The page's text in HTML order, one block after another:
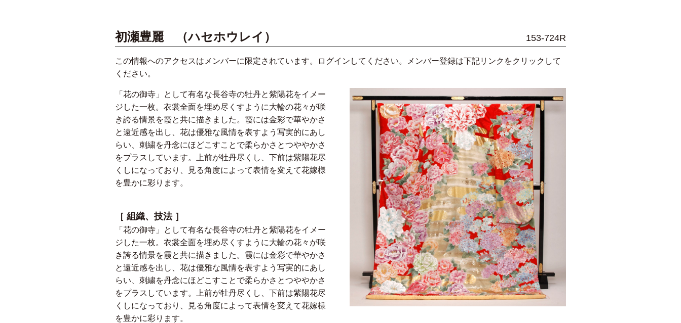
初瀬豊麗 （ハセホウレイ） 153-724R
この情報へのアクセスはメンバーに限定されています。ログインしてください。メンバー登録は下記リンクをクリックして
ください。
「花の御寺」として有名な長谷寺の牡丹と紫陽花をイメー
ジした一枚。衣裳全面を埋め尽くすように大輪の花々が咲
き誇る情景を霞と共に描きました。霞には金彩で華やかさ
と遠近感を出し、花は優雅な風情を表すよう写実的にあし
らい、刺繍を丹念にほどこすことで柔らかさとつややかさ
をプラスしています。上前が牡丹尽くし、下前は紫陽花尽
くしになっており、見る角度によって表情を変えて花嫁様
を豊かに彩ります。
［ 組織、技法 ］
「花の御寺」として有名な長谷寺の牡丹と紫陽花をイメー
ジした一枚。衣裳全面を埋め尽くすように大輪の花々が咲
き誇る情景を霞と共に描きました。霞には金彩で華やかさ
と遠近感を出し、花は優雅な風情を表すよう写実的にあし
らい、刺繍を丹念にほどこすことで柔らかさとつややかさ
をプラスしています。上前が牡丹尽くし、下前は紫陽花尽
くしになっており、見る角度によって表情を変えて花嫁様
を豊かに彩ります。